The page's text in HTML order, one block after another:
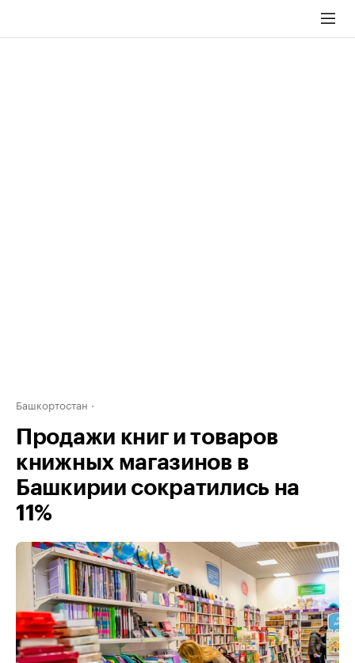
Башкортостан
Продажи книг и товаров
книжных магазинов в
Башкирии сократились на
11%